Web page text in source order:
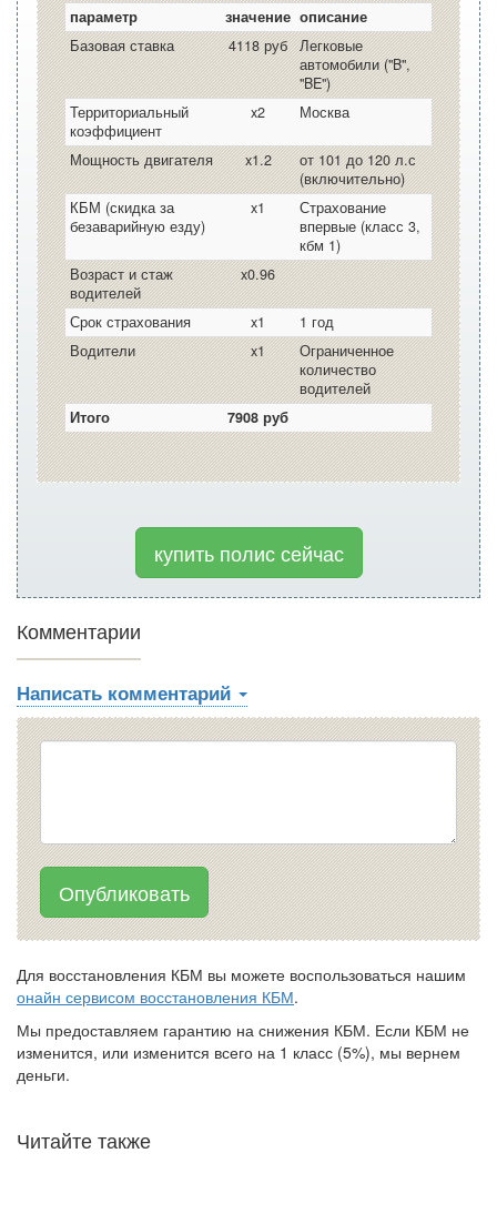
параметр значение описание
Базовая ставка
4118 руб
Легковые
автомобили ("B",
"BE")
Территориальный
коэффициент
x2 Москва
Мощность двигателя x1.2
от 101 до 120 л.с
(включительно)
КБМ (скидка за
безаварийную езду)
x1
Страхование
впервые (класс 3,
кбм 1)
Возраст и стаж
водителей
x0.96
Срок страхования x1
1 год
Водители
x1
Ограниченное
количество
водителей
Итого
7908 руб
купить полис сейчас
Комментарии
Написать комментарий
Опубликовать
Для восстановления КБМ вы можете воспользоваться нашим
онайн сервисом восстановления КБМ.
Мы предоставляем гарантию на снижения КБМ. Если КБМ не
изменится, или изменится всего на 1 класс (5%), мы вернем
деньги.
Читайте также